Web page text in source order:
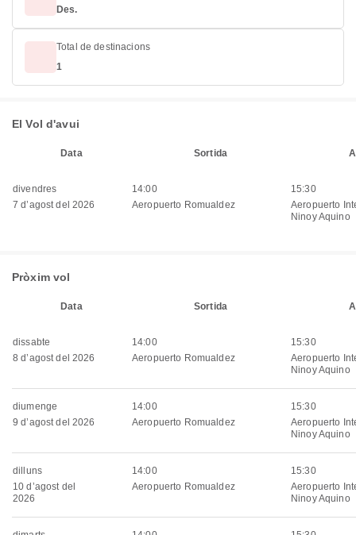
Des.
Total de destinacions
1
El Vol d'avui
Data Sortida
divendres
7 d’agost del 2026
14:00
Aeropuerto Romualdez
15:30
Aeropuerto
Ninoy Aquino
Pròxim vol
Data Sortida
dissabte
8 d’agost del 2026
14:00
Aeropuerto Romualdez
15:30
Aeropuerto
Ninoy Aquino
diumenge
9 d’agost del 2026
14:00
Aeropuerto Romualdez
15:30
Aeropuerto
Ninoy Aquino
dilluns
10 d’agost del
2026
14:00
Aeropuerto Romualdez
15:30
Aeropuerto
Ninoy Aquino